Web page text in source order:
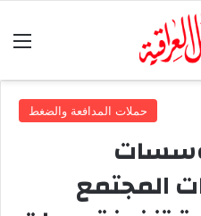
حملات المدافعة والضغط
المجتمع